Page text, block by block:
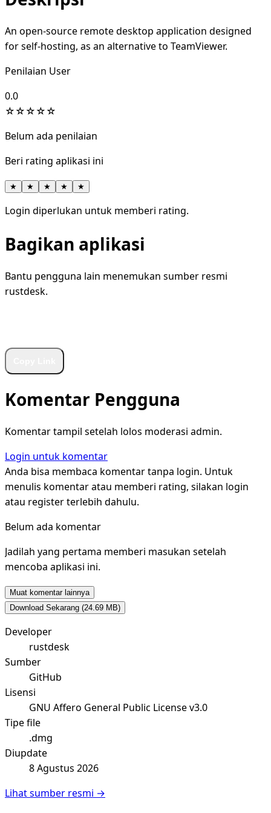
An open-source remote desktop application designed
for self-hosting, as an alternative to TeamViewer.
Penilaian User
0.0
☆☆☆☆☆
Belum ada penilaian
Beri rating aplikasi ini
★ ★ ★ ★ ★
Login diperlukan untuk memberi rating.
Bagikan aplikasi
Bantu pengguna lain menemukan sumber resmi
rustdesk.
Komentar Pengguna
Komentar tampil setelah lolos moderasi admin.
Login untuk komentar
Anda bisa membaca komentar tanpa login. Untuk
menulis komentar atau memberi rating, silakan login
atau register terlebih dahulu.
Belum ada komentar
Jadilah yang pertama memberi masukan setelah
mencoba aplikasi ini.
Muat komentar lainnya
Download Sekarang (24.69 MB)
Developer
rustdesk
Sumber
GitHub
Lisensi
GNU Affero General Public License v3.0
Tipe file
.dmg
Diupdate
8 Agustus 2026
Lihat sumber resmi →